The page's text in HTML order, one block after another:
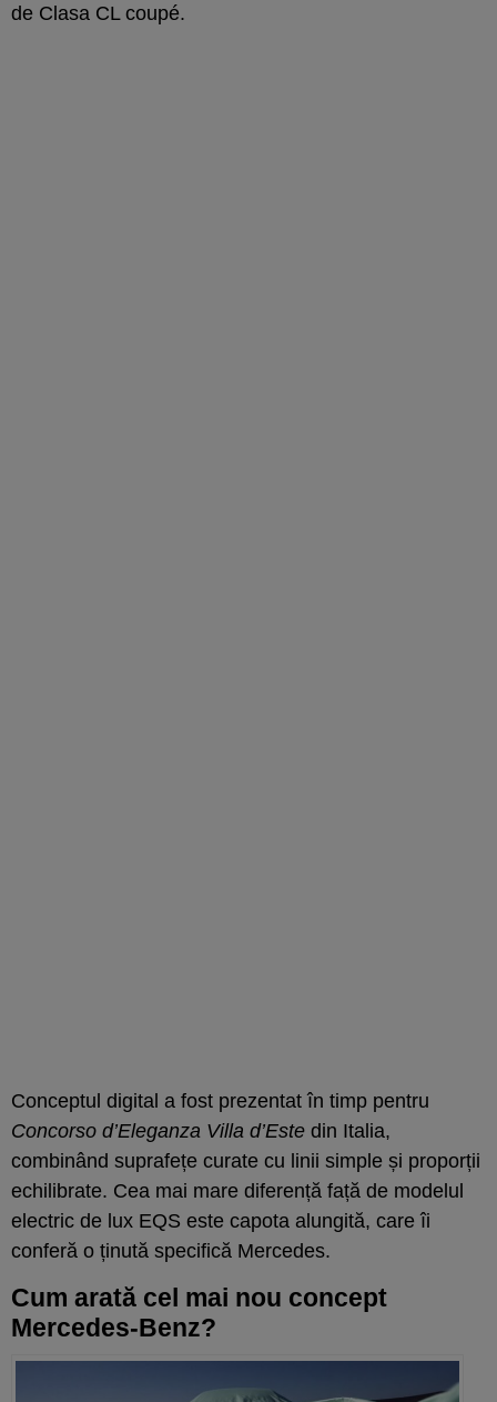
de Clasa CL coupé.
Conceptul digital a fost prezentat în timp pentru
Concorso d’Eleganza Villa d’Este din Italia,
combinând suprafețe curate cu linii simple și proporții
echilibrate. Cea mai mare diferență față de modelul
electric de lux EQS este capota alungită, care îi
conferă o ținută specifică Mercedes.
Cum arată cel mai nou concept
Mercedes-Benz?